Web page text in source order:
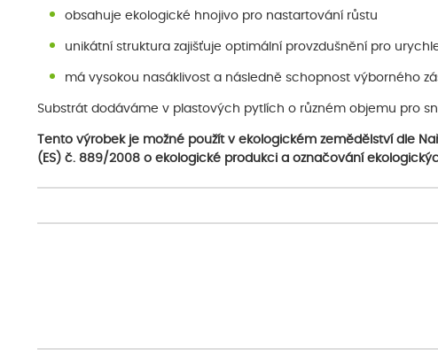
obsahuje ekologické hnojivo pro nastartování růstu
unikátní struktura zajišťuje optimální provzdušnění pro
má vysokou nasáklivost a následně schopnost výborného
Substrát dodáváme v plastových pytlích o různém objemu pro
Tento výrobek je možné použít v ekologickém zemědělství dle
(ES) č. 889/2008 o ekologické produkci a označování